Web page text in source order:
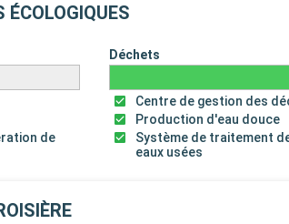
de
Déchets
Centre de gestion des
Production d'eau douce
Système de traitement
eaux usées